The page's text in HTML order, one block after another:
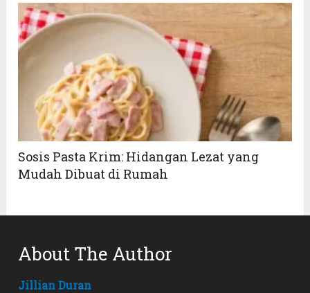
Sosis Pasta Krim: Hidangan Lezat yang
Mudah Dibuat di Rumah
About The Author
Jillian Duran